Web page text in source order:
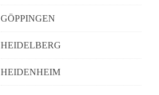
GÖPPINGEN
HEIDELBERG
HEIDENHEIM